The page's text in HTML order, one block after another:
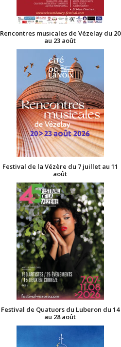
Rencontres musicales de Vézelay du 20
au 23 août
Festival de la Vézère du 7 juillet au 11
août
Festival de Quatuors du Luberon du 14
au 28 août